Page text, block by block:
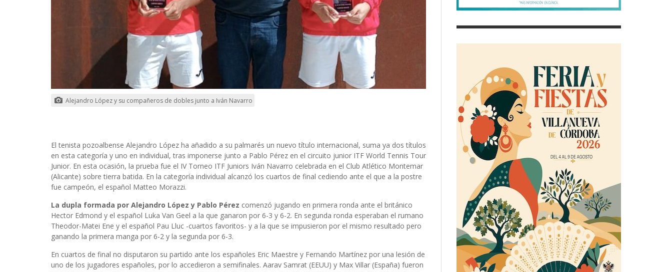
Alejandro López y su compañeros de dobles junto a Iván Navarro
El tenista pozoalbense Alejandro López ha añadido a su palmarés un nuevo título internacional, suma ya dos títulos
en esta categoría y uno en individual, tras imponerse junto a Pablo Pérez en el circuito junior ITF World Tennis Tour
Junior. En esta ocasión, la prueba fue el IV Torneo ITF Juniors Iván Navarro celebrada en el Club Atlético Montemar
(Alicante) sobre tierra batida. En la categoría individual alcanzó los cuartos de final cediendo ante el que a la postre
fue campeón, el español Matteo Morazzi.
La dupla formada por Alejandro López y Pablo Pérez comenzó jugando en primera ronda ante el británico
Hector Edmond y el español Luka Van Geel a la que ganaron por 6-3 y 6-2. En segunda ronda esperaban el rumano
Theodor-Matei Ene y el español Pau Lluc -cuartos favoritos- y a la que se impusieron por el mismo resultado pero
ganando la primera manga por 6-2 y la segunda por 6-3.
En cuartos de final no disputaron su partido ante los españoles Eric Maestre y Fernando Martínez por una lesión de
uno de los jugadores españoles, por lo accedieron a semifinales. Aarav Samrat (EEUU) y Max Villar (España) fueron